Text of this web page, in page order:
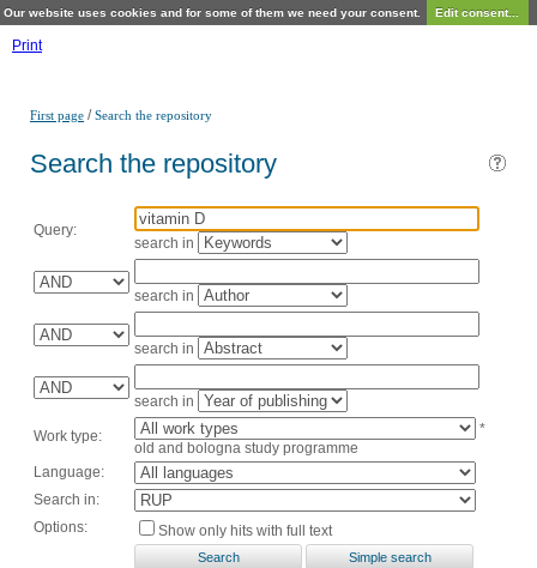
Our website uses cookies and for some of them we need your consent. Edit consent...
Print
First page /Search the repository
Search the repository
Query:
search in
search in
search in
search in
Work type:
*
old and bologna study programme
Language:
Search in:
Options:
Show only hits with full text